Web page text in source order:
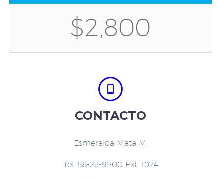
$2,800


CONTACTO
Esmeralda Mata M.
Tel. 86-25-91-00 Ext. 1074